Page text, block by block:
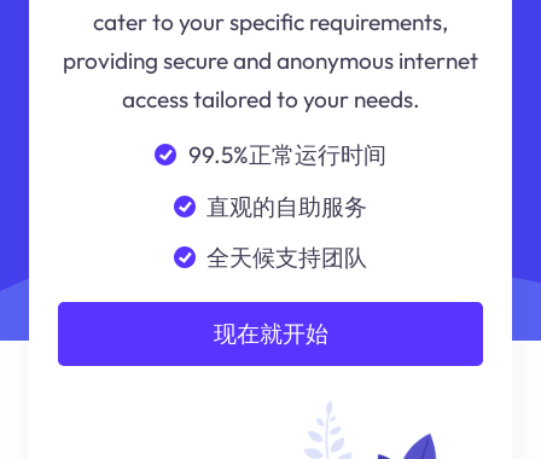
cater to your specific requirements,
providing secure and anonymous internet
access tailored to your needs.
99.5%正常运行时间
直观的自助服务
全天候支持团队
现在就开始